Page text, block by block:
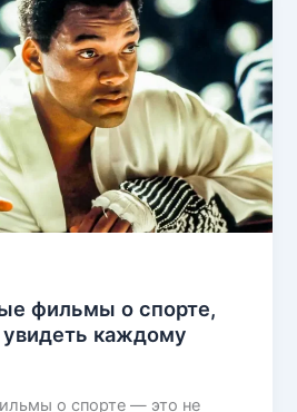
фильмы о спорте,
увидеть каждому
о спорте — это не